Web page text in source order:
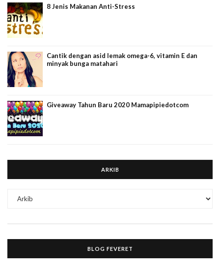
8 Jenis Makanan Anti-Stress
Cantik dengan asid lemak omega-6, vitamin E dan
minyak bunga matahari
Giveaway Tahun Baru 2020 Mamapipiedotcom
ARKIB
BLOG FEVERET